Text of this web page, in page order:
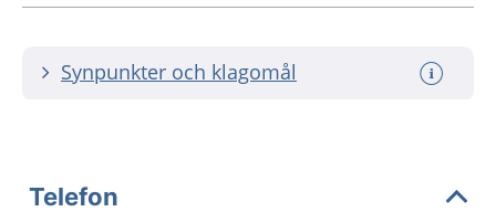
Synpunkter och klagomål
Telefon